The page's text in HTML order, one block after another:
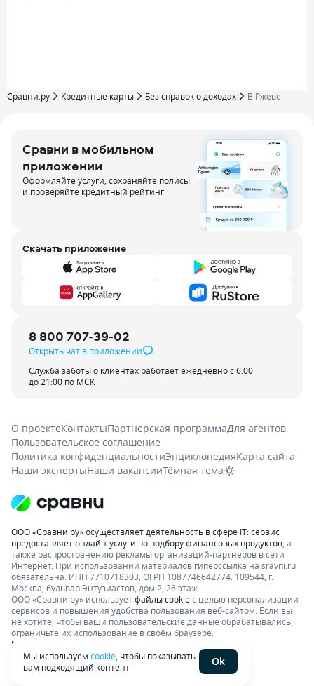
Сравни.ру Кредитные карты Без справок о доходах В Ржеве
Сравни в мобильном
приложении
Оформляйте услуги, сохраняйте полисы
и проверяйте кредитный рейтинг
Скачать приложение
8 800 707-39-02
Открыть чат в приложении
Служба заботы о клиентах работает ежедневно с 6:00
до 21:00 по МСК
О проектеКонтактыПартнерская программаДля агентов
Пользовательское соглашение
Политика конфиденциальностиЭнциклопедияКарта сайта
Наши экспертыНаши вакансииТёмная тема
ООО «Сравни.ру» осуществляет деятельность в сфере IT: сервис
предоставляет онлайн-услуги по подбору финансовых продуктов, а
также распространению рекламы организаций-партнеров в сети
Интернет. При использовании материалов гиперссылка на sravni.ru
обязательна. ИНН 7710718303, ОГРН 1087746642774. 109544, г.
Москва, бульвар Энтузиастов, дом 2, 26 этаж.
ООО «Сравни.ру» используетфайлы cookieс целью персонализации
сервисов и повышения удобства пользования веб-сайтом. Если вы
не хотите, чтобы ваши пользовательские данные обрабатывались,
ограничьте их использование в своём браузере.
Подробнее об условиях. Раскрытие информации
Мы используем cookie , чтобы показывать
вам подходящий контент
Ok